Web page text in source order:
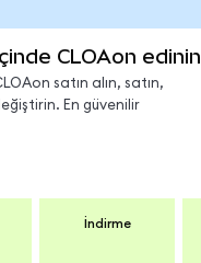
CLOAon edinin
satın alın, satın,
En güvenilir
İndirme